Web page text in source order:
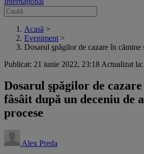
Acasă >
Eveniment >
Dosarul şpăgilor de cazare în cămine
Publicat: 21 iunie 2022, 23:18 Actualizat
Dosarul şpăgilor de
fâsâit după un deceniu de
procese
Alex Preda